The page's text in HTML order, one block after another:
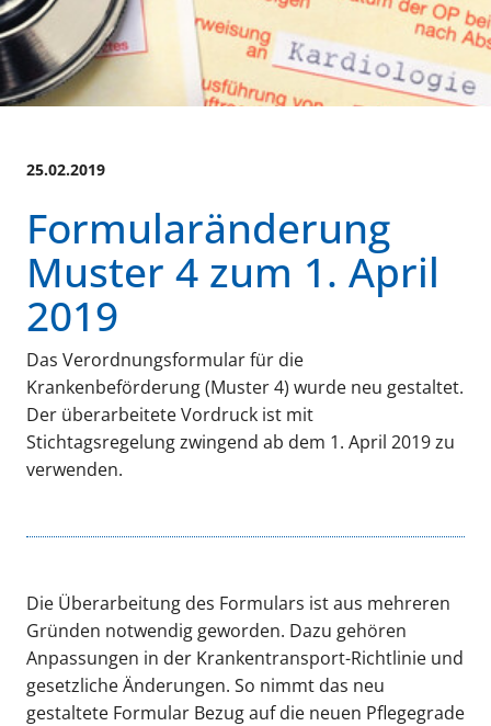
25.02.2019
Formularänderung
Muster 4 zum 1. April
2019
Das Verordnungsformular für die
Krankenbeförderung (Muster 4) wurde neu gestaltet.
Der überarbeitete Vordruck ist mit
Stichtagsregelung zwingend ab dem 1. April 2019 zu
verwenden.
Die Überarbeitung des Formulars ist aus mehreren
Gründen notwendig geworden. Dazu gehören
Anpassungen in der Krankentransport-Richtlinie und
gesetzliche Änderungen. So nimmt das neu
gestaltete Formular Bezug auf die neuen Pflegegrade